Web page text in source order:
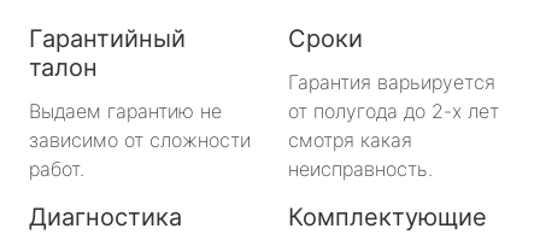
Гарантийный
талон
Выдаем гарантию не
зависимо от сложности
работ.
Сроки
Гарантия варьируется
от полугода до 2-х лет
смотря какая
неисправность.
Диагностика Комплектующие